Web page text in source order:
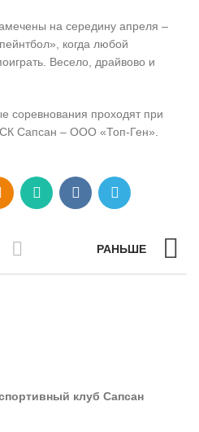
на середину апреля –
когда любой
Весело, драйвово и
соревнования проходят при
Сапсан – ООО «Топ-Ген».
РАНЬШЕ
клуб Сапсан